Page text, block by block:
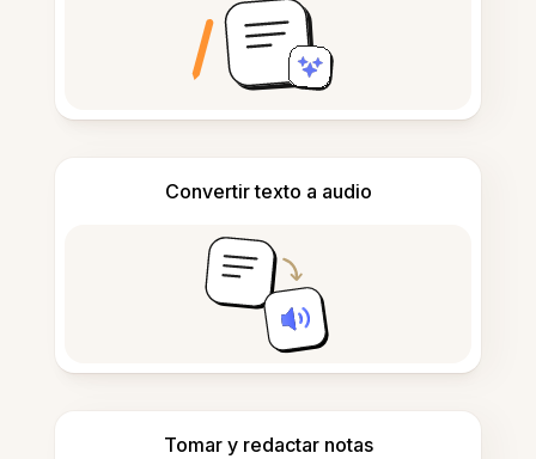
Convertir texto a audio
Tomar y redactar notas